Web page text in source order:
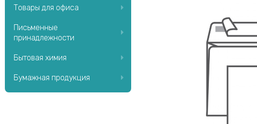
Товары для офиса
Письменные
принадлежности
Бытовая химия
Бумажная продукция